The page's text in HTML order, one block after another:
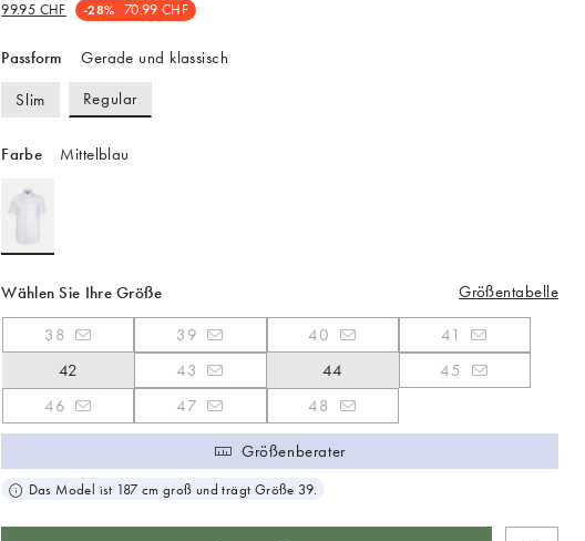
99.95 CHF -28% 70.99 CHF
Passform Gerade und klassisch
Slim Regular
Farbe Mittelblau
Wählen Sie Ihre Größe Größentabelle
38 39 40
41
42
43 44
45
46
47 48
Größenberater
Das Model ist 187 cm groß und trägt Größe 39.